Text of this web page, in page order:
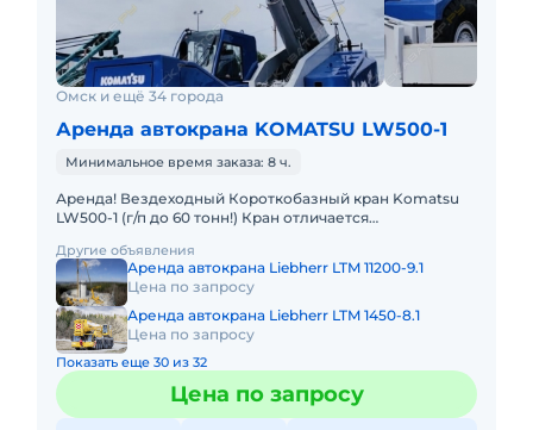
Омск и ещё 34 города
Аренда автокрана KOMATSU LW500-1
Минимальное время заказа: 8 ч.
Аренда! Вездеходный Короткобазный кран Komatsu
LW500-1 (г/п до 60 тонн!) Кран отличается
бездорожью, он незам
Другие объявления
Аренда автокрана Liebherr LTM 11200-9.1
Цена по запросу
Аренда автокрана Liebherr LTM 1450-8.1
Цена по запросу
Показать еще 30 из 32
Цена по запросу